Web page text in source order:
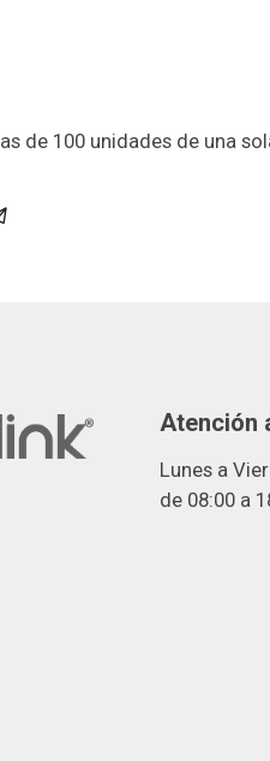
de 100 unidades de una
Atención
Lunes a
de 08:00 a